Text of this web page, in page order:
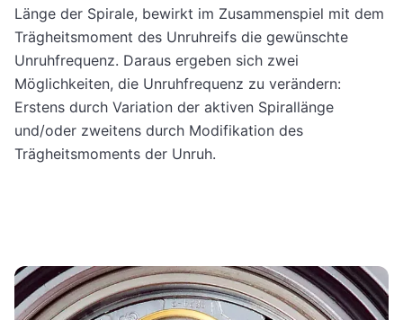
Länge der Spirale, bewirkt im Zusammenspiel mit dem
Trägheitsmoment des Unruhreifs die gewünschte
Unruhfrequenz. Daraus ergeben sich zwei
Möglichkeiten, die Unruhfrequenz zu verändern:
Erstens durch Variation der aktiven Spirallänge
und/oder zweitens durch Modifikation des
Trägheitsmoments der Unruh.